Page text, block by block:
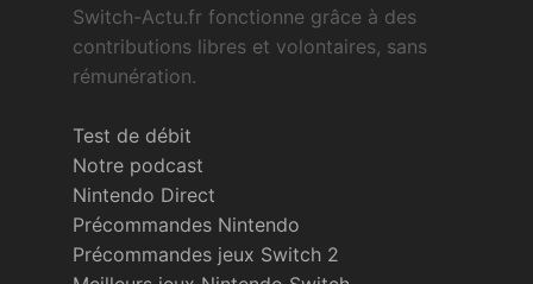
Switch-Actu.fr fonctionne grâce à des
contributions libres et volontaires, sans
rémunération.
Test de débit
Notre podcast
Nintendo Direct
Précommandes Nintendo
Précommandes jeux Switch 2